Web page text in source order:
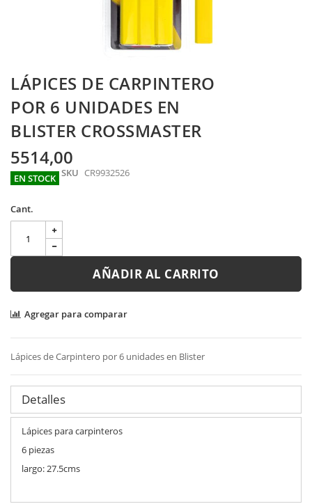
Skip
to
the
beginning
of
the
images
gallery
LÁPICES DE CARPINTERO
POR 6 UNIDADES EN
BLISTER CROSSMASTER
5514,00
EN STOCK SKU CR9932526
Cant.
AÑADIR AL CARRITO
Agregar para comparar
Lápices de Carpintero por 6 unidades en Blister
Detalles
Lápices para carpinteros
6 piezas
largo: 27.5cms